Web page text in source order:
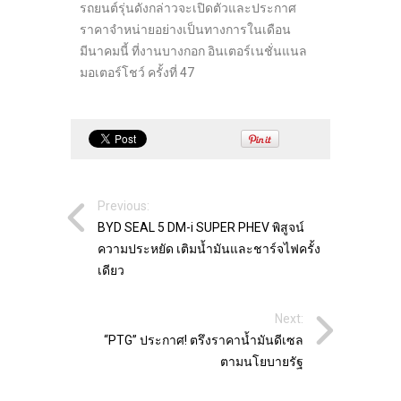
รถยนต์รุ่นดังกล่าวจะเปิดตัวและประกาศ
ราคาจำหน่ายอย่างเป็นทางการในเดือน
มีนาคมนี้ ที่งานบางกอก อินเตอร์เนชั่นแนล
มอเตอร์โชว์ ครั้งที่ 47
Previous:
BYD SEAL 5 DM-i SUPER PHEV พิสูจน์
ความประหยัด เติมน้ำมันและชาร์จไฟครั้ง
เดียว
Next:
“PTG” ประกาศ! ตรึงราคาน้ำมันดีเซล
ตามนโยบายรัฐ